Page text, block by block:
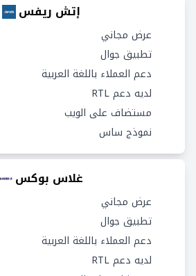
إتش ريفس
عرض مجاني
تطبيق جوال
دعم العملاء باللغة العربية
لديه دعم RTL
مستضاف على الويب
نموذج ساس
غلاس بوكس
عرض مجاني
تطبيق جوال
دعم العملاء باللغة العربية
لديه دعم RTL